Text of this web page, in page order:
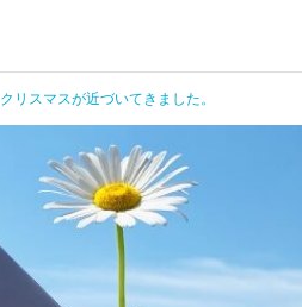
クリスマスが近づいてきました。